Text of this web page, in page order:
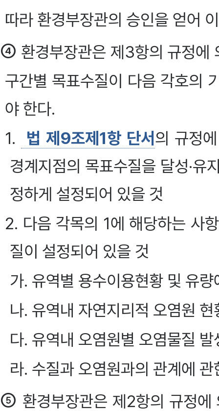
따라 환경부장관의 승인을 얻어
④ 환경부장관은 제3항의 규정에
구간별 목표수질이 다음 각호의
야 한다.
1.
법 제9조제1항 단서 의 규정
경계지점의 목표수질을 달성·유
정하게 설정되어 있을 것
2. 다음 각목의 1에 해당하는 사
질이 설정되어 있을 것
가. 유역별 용수이용현황 및 유
나. 유역내 자연지리적 오염원
다. 유역내 오염원별 오염물질
라. 수질과 오염원과의 관계에 관
⑤ 환경부장관은 제2항의 규정